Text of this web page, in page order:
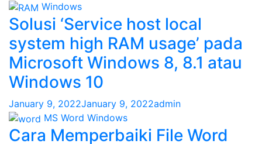
Windows
Solusi ‘Service host local
system high RAM usage’ pada
Microsoft Windows 8, 8.1 atau
Windows 10
January 9, 2022January 9, 2022admin
MS Word Windows
Cara Memperbaiki File Word